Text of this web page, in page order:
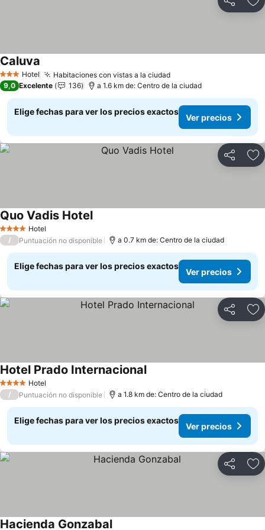
Compartir
3 Estrellas
Hotel Habitaciones con vistas a la ciudadVer precios
Caluva
9,0 Excelente 136 a 1.6 km de: Centro de la ciudad
Elige fechas para ver los precios exactos
Ver precios
Compartir
4 EstrellasHotel
Quo Vadis HotelVer precios
/ Puntuación no disponible a 0.7 km de: Centro de la ciudad
Elige fechas para ver los precios exactos
Ver precios
Compartir
4 EstrellasHotel
Hotel Prado InternacionalVer precios
/ Puntuación no disponible a 1.8 km de: Centro de la ciudad
Elige fechas para ver los precios exactos
Ver precios
Compartir
Hacienda Gonzabal